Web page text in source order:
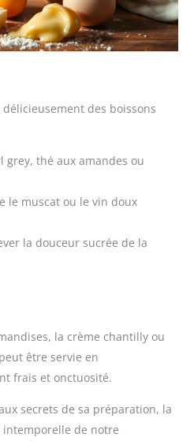
des boissons
grey, thé aux amandes ou
le muscat ou le vin doux
la douceur sucrée de la
la crème chantilly ou
être servie en
frais et onctuosité.
secrets de sa préparation, la
de notre